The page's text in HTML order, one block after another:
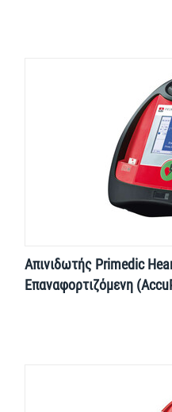
Απινιδωτής Primedic
Επαναφορτιζόμενη